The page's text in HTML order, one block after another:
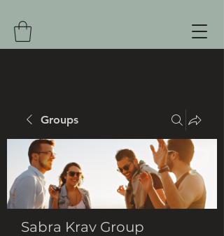
Groups
Sabra Krav Group